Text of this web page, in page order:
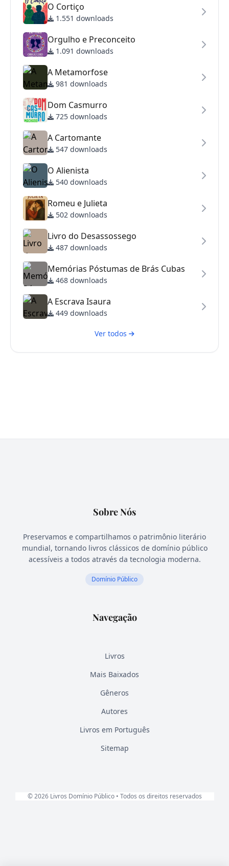
O Cortiço
1.551 downloads
Orgulho e Preconceito
1.091 downloads
A Metamorfose
981 downloads
Dom Casmurro
725 downloads
A Cartomante
547 downloads
O Alienista
540 downloads
Romeu e Julieta
502 downloads
Livro do Desassossego
487 downloads
Memórias Póstumas de Brás Cubas
468 downloads
A Escrava Isaura
449 downloads
Ver todos
Sobre Nós
Preservamos e compartilhamos o patrimônio literário
mundial, tornando livros clássicos de domínio público
acessíveis a todos através da tecnologia moderna.
Domínio Público
Navegação
Livros
Mais Baixados
Gêneros
Autores
Livros em Português
Sitemap
© 2026 Livros Domínio Público • Todos os direitos reservados